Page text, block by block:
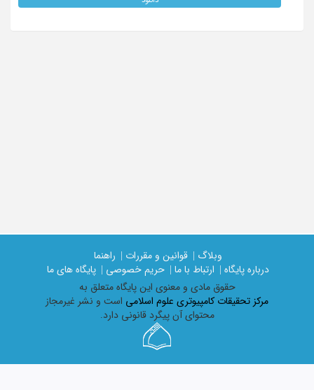
وبلاگ | قوانین و مقررات |
راهنما
درباره پایگاه |
ارتباط با ما | حریم خصوصی |
پایگاه های ما
حقوق مادی و معنوی اين پايگاه متعلق به
مرکز تحقیقات کامپیوتری علوم اسلامی است و نشر غیرمجاز
محتوای آن پیگرد قانونی دارد.